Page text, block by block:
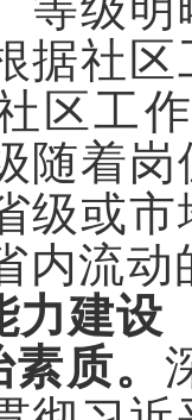
据社区
区工
随着
级或
内流
力建设
质。